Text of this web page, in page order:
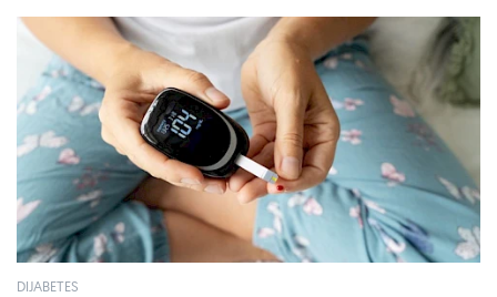
DIJABETES